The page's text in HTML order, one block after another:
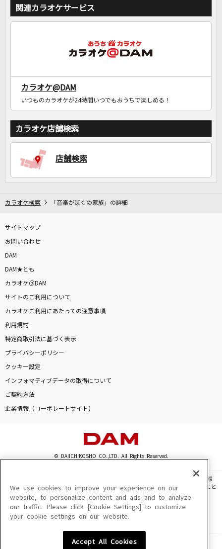
関連カラオケサービス
カラオケ@DAM
いつものカラオケが24時間いつでもおうちで楽しめる！
カラオケ店舗検索
店舗検索
カラオケ検索 「音楽がぼくの家族」の詳細
サイトマップ
お問い合わせ
DAM
DAM★とも
カラオケ＠DAM
サイトのご利用について
カラオケご利用にあたっての注意事項
利用規約
特定商取引法に基づく表示
プライバシーポリシー
クッキー設定
インフォマティブデータの取得について
ご契約方法
企業情報（コーポレートサイト）
© DAIICHIKOSHO CO.,LTD. All Rights Reserved.
このサイトに掲載されている一切の文章・画像・写真・動画・音声等を、手段や形態
を問わず、著作権法の定める範囲を超えて無断で複製、転載、ファイル化などすること
を禁じます。
楽曲及びコンテンツは、機種によりご利用いただけない場合があります。
楽曲及びコンテンツの配信日、配信内容が変更になる場合があります。
We use cookies to improve your experience on our
website, to personalize content and ads and to analyze
our traffic. Please click [Cookie Settings] to customize
your cookie settings on our website.
Accept All Cookies